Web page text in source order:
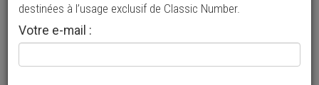
Ajouter une annonce
> Rechercher un véhicule
destinées à l’usage exclusif de Classic Number.
Votre e-mail :